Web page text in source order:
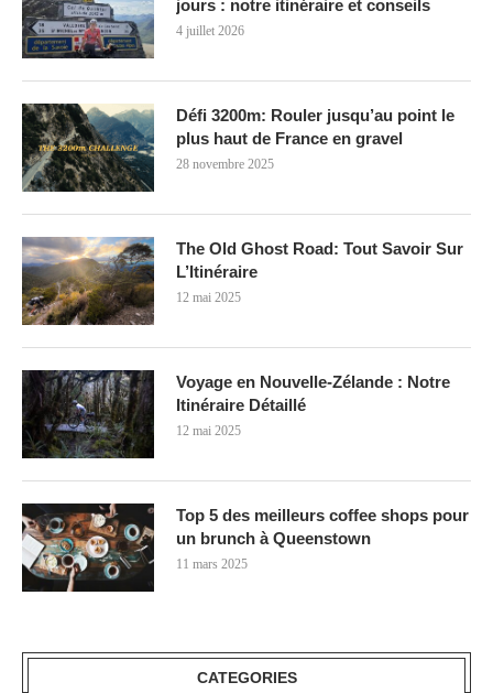
jours : notre itinéraire et conseils
4 juillet 2026
Défi 3200m: Rouler jusqu’au point le
plus haut de France en gravel
28 novembre 2025
The Old Ghost Road: Tout Savoir Sur
L’Itinéraire
12 mai 2025
Voyage en Nouvelle-Zélande : Notre
Itinéraire Détaillé
12 mai 2025
Top 5 des meilleurs coffee shops pour
un brunch à Queenstown
11 mars 2025
CATEGORIES